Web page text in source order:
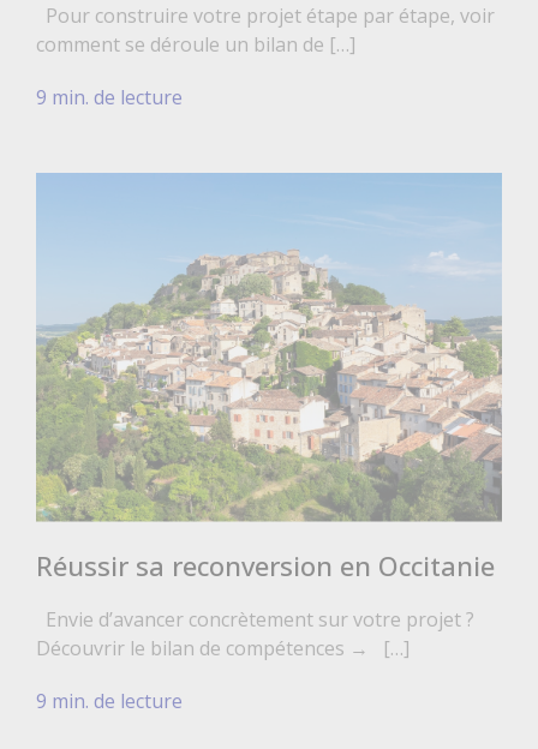
Pour construire votre projet étape par étape, voir
comment se déroule un bilan de […]
9 min. de lecture
Réussir sa reconversion en Occitanie
Envie d’avancer concrètement sur votre projet ?
Découvrir le bilan de compétences → […]
9 min. de lecture